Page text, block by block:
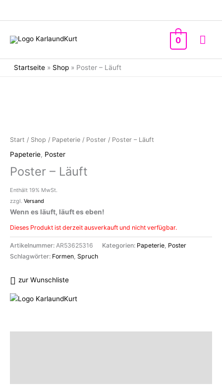
0
Startseite » Shop » Poster – Läuft
Start / Shop / Papeterie / Poster / Poster – Läuft
Papeterie, Poster
Poster – Läuft
Enthält 19% MwSt.
zzgl. Versand
Wenn es läuft, läuft es eben!
Dieses Produkt ist derzeit ausverkauft und nicht verfügbar.
Artikelnummer: AR53625316 Kategorien: Papeterie, Poster
Schlagwörter: Formen, Spruch
zur Wunschliste